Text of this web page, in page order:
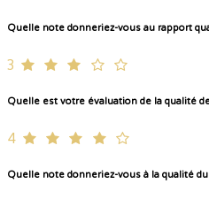
Quelle note donneriez-vous au rapport
3
Quelle est votre évaluation de la qualité
4
Quelle note donneriez-vous à la qualité du